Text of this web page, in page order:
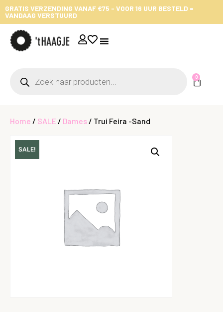
GRATIS VERZENDING VANAF €75 - VOOR 16 UUR BESTELD =
VANDAAG VERSTUURD
0
Home / SALE / Dames / Trui Feira -Sand